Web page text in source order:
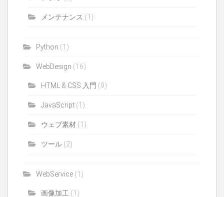
メンテナンス (1)
Python (1)
WebDesign (16)
HTML & CSS 入門 (9)
JavaScript (1)
ウェブ素材 (1)
ツール (2)
WebService (1)
画像加工 (1)